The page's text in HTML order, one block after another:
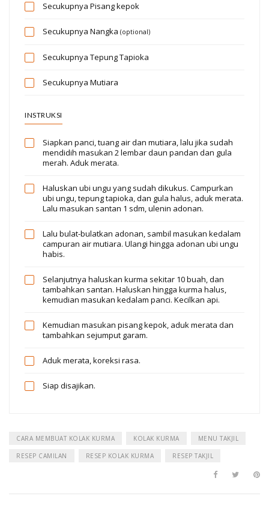
Secukupnya Pisang kepok
Secukupnya Nangka (optional)
Secukupnya Tepung Tapioka
Secukupnya Mutiara
INSTRUKSI
Siapkan panci, tuang air dan mutiara, lalu jika sudah
mendidih masukan 2 lembar daun pandan dan gula
merah. Aduk merata.
Haluskan ubi ungu yang sudah dikukus. Campurkan
ubi ungu, tepung tapioka, dan gula halus, aduk merata.
Lalu masukan santan 1 sdm, ulenin adonan.
Lalu bulat-bulatkan adonan, sambil masukan kedalam
campuran air mutiara. Ulangi hingga adonan ubi ungu
habis.
Selanjutnya haluskan kurma sekitar 10 buah, dan
tambahkan santan. Haluskan hingga kurma halus,
kemudian masukan kedalam panci. Kecilkan api.
Kemudian masukan pisang kepok, aduk merata dan
tambahkan sejumput garam.
Aduk merata, koreksi rasa.
Siap disajikan.
CARA MEMBUAT KOLAK KURMA KOLAK KURMA MENU TAKJIL
RESEP CAMILAN RESEP KOLAK KURMA RESEP TAKJIL